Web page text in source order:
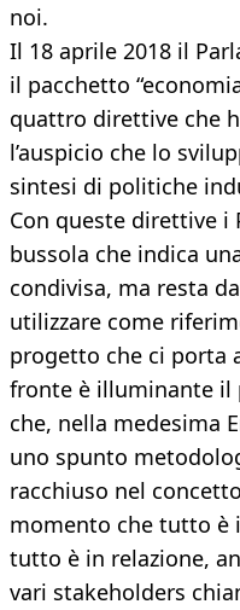
noi.
Il 18 aprile 2018 il
il pacchetto
quattro direttive che
l’auspicio che lo
sintesi di politiche
Con queste direttive i
bussola che indica
condivisa, ma resta
utilizzare come
progetto che ci porta
fronte è illuminante il
che, nella medesima
uno spunto
racchiuso nel
momento che tutto è
tutto è in relazione,
vari stakeholders